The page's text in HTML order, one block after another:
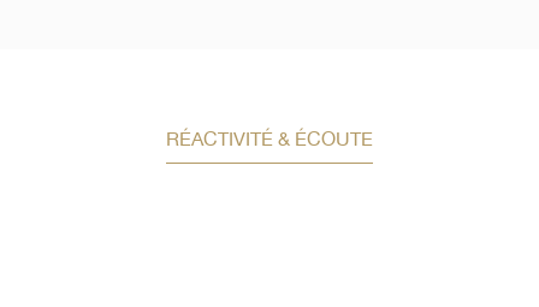
RÉACTIVITÉ & ÉCOUTE